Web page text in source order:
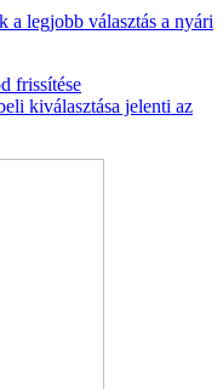
a legjobb választás a nyári
frissítése
kiválasztása jelenti az